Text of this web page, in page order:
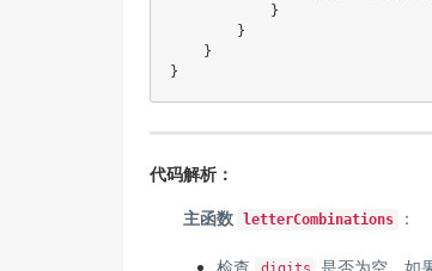
            }
        }
    }
代码解析：
主函数 letterCombinations ：
检查 是否为空。如